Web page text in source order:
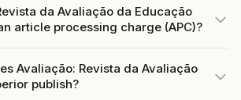
da Avaliação da Educação
article processing charge (APC)?
Avaliação: Revista da Avaliação
publish?